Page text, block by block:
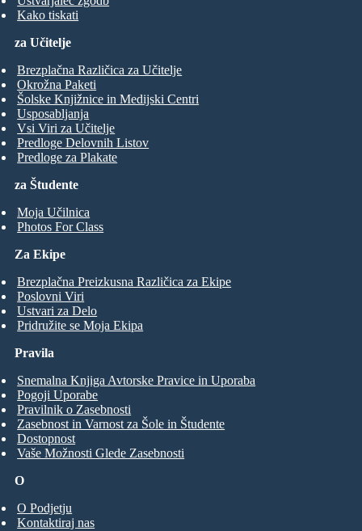
Kako tiskati
za Študente
Moja Učilnica
Photos For Class
za Učitelje
Brezplačna Različica za Učitelje
Okrožna Paketi
Šolske Knjižnice in Medijski Centri
Usposabljanja
Vsi Viri za Učitelje
Predloge Delovnih Listov
Predloge za Plakate
Za Ekipe
Brezplačna Preizkusna Različica za Ekipe
Poslovni Viri
Ustvari za Delo
Pridružite se Moja Ekipa
O
O Podjetju
Kontaktiraj nas
Pravila
Snemalna Knjiga Avtorske Pravice in Uporaba
Pogoji Uporabe
Pravilnik o Zasebnosti
Zasebnost in Varnost za Šole in Študente
Dostopnost
Vaše Možnosti Glede Zasebnosti